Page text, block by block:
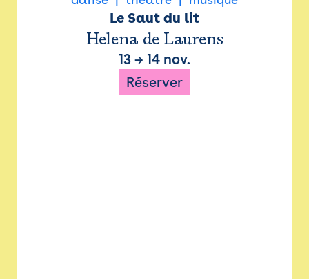
Le Saut du lit
Helena de Laurens
13 → 14 nov.
Réserver